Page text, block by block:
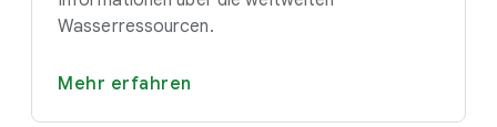
Wasserressourcen.
Mehr erfahren